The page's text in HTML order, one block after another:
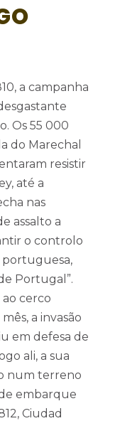
a campanha
Os 55 000
do Marechal
resistir
até a
nas
assalto a
o controlo
portuguesa,
Portugal”.
ao cerco
a invasão
em defesa de
ali, a sua
num terreno
embarque
Ciudad